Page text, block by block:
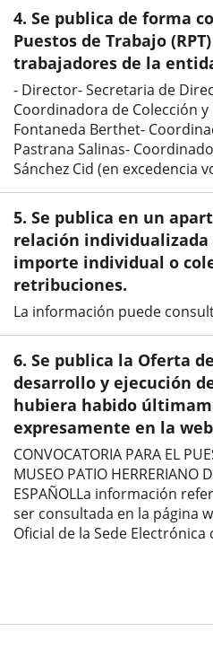
4. Se publica de forma
Puestos de Trabajo
trabajadores de la
- Director- Secretaria de
Coordinadora de Colección
Fontaneda Berthet-
Pastrana Salinas-
Sánchez Cid (en excedencia
5. Se publica en un
relación
importe individual o
retribuciones.
La información puede
6. Se publica la Oferta
desarrollo y ejecución
hubiera habido
expresamente en la
CONVOCATORIA PARA EL
MUSEO PATIO HERRERIANO
ESPAÑOLLa información
ser consultada en la página
Oficial de la Sede